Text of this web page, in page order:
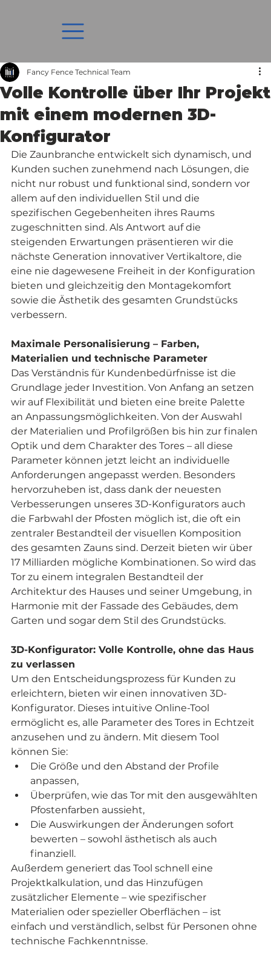
Volle Kontrolle über Ihr Projekt
mit einem modernen 3D-
Konfigurator
Fancy Fence Technical Team
Die Zaunbranche entwickelt sich dynamisch, und
Kunden suchen zunehmend nach Lösungen, die
nicht nur robust und funktional sind, sondern vor
allem auf den individuellen Stil und die
spezifischen Gegebenheiten ihres Raums
zugeschnitten sind. Als Antwort auf die
steigenden Erwartungen präsentieren wir die
nächste Generation innovativer Vertikaltore, die
eine nie dagewesene Freiheit in der Konfiguration
bieten und gleichzeitig den Montagekomfort
sowie die Ästhetik des gesamten Grundstücks
verbessern.
Maximale Personalisierung – Farben,
Materialien und technische Parameter
Das Verständnis für Kundenbedürfnisse ist die
Grundlage jeder Investition. Von Anfang an setzen
wir auf Flexibilität und bieten eine breite Palette
an Anpassungsmöglichkeiten. Von der Auswahl
der Materialien und Profilgrößen bis hin zur finalen
Optik und dem Charakter des Tores – all diese
Parameter können jetzt leicht an individuelle
Anforderungen angepasst werden. Besonders
hervorzuheben ist, dass dank der neuesten
Verbesserungen unseres 3D-Konfigurators auch
die Farbwahl der Pfosten möglich ist, die oft ein
zentraler Bestandteil der visuellen Komposition
des gesamten Zauns sind. Derzeit bieten wir über
17 Milliarden mögliche Kombinationen. So wird das
Tor zu einem integralen Bestandteil der
Architektur des Hauses und seiner Umgebung, in
Harmonie mit der Fassade des Gebäudes, dem
Garten und sogar dem Stil des Grundstücks.
3D-Konfigurator: Volle Kontrolle, ohne das Haus
zu verlassen
Um den Entscheidungsprozess für Kunden zu
erleichtern, bieten wir einen innovativen 3D-
Konfigurator. Dieses intuitive Online-Tool
ermöglicht es, alle Parameter des Tores in Echtzeit
anzusehen und zu ändern. Mit diesem Tool
können Sie:
Die Größe und den Abstand der Profile
anpassen,
Überprüfen, wie das Tor mit den ausgewählten
Pfostenfarben aussieht,
Die Auswirkungen der Änderungen sofort
bewerten – sowohl ästhetisch als auch
finanziell.
Außerdem generiert das Tool schnell eine
Projektkalkulation, und das Hinzufügen
zusätzlicher Elemente – wie spezifischer
Materialien oder spezieller Oberflächen – ist
einfach und verständlich, selbst für Personen ohne
technische Fachkenntnisse.